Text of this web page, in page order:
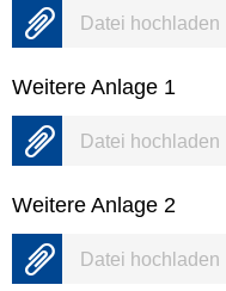
Datei hochladen
Weitere Anlage 1
Datei hochladen
Weitere Anlage 2
Datei hochladen